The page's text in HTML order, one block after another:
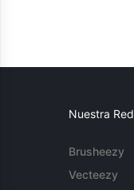
Nuestra Red
Brusheezy
Vecteezy